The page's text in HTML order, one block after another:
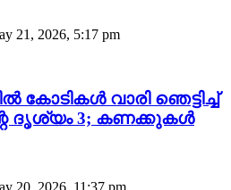
21, 2026, 5:17 pm
കോടികൾ വാരി ഞെട്ടിച്ച്
ദൃശ്യം 3; കണക്കുകൾ
20, 2026, 11:37 pm